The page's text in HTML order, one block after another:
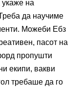
на
да научиме
Можеби Ебз
пасот на
пропушти
екипи, вакви
требаше да го